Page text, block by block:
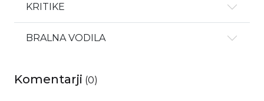
KRITIKE
BRALNA VODILA
Komentarji (0)